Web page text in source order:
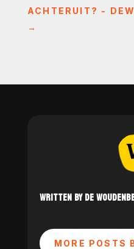
ACHTERUIT? -
→
WRITTEN BY DE
MORE POSTS